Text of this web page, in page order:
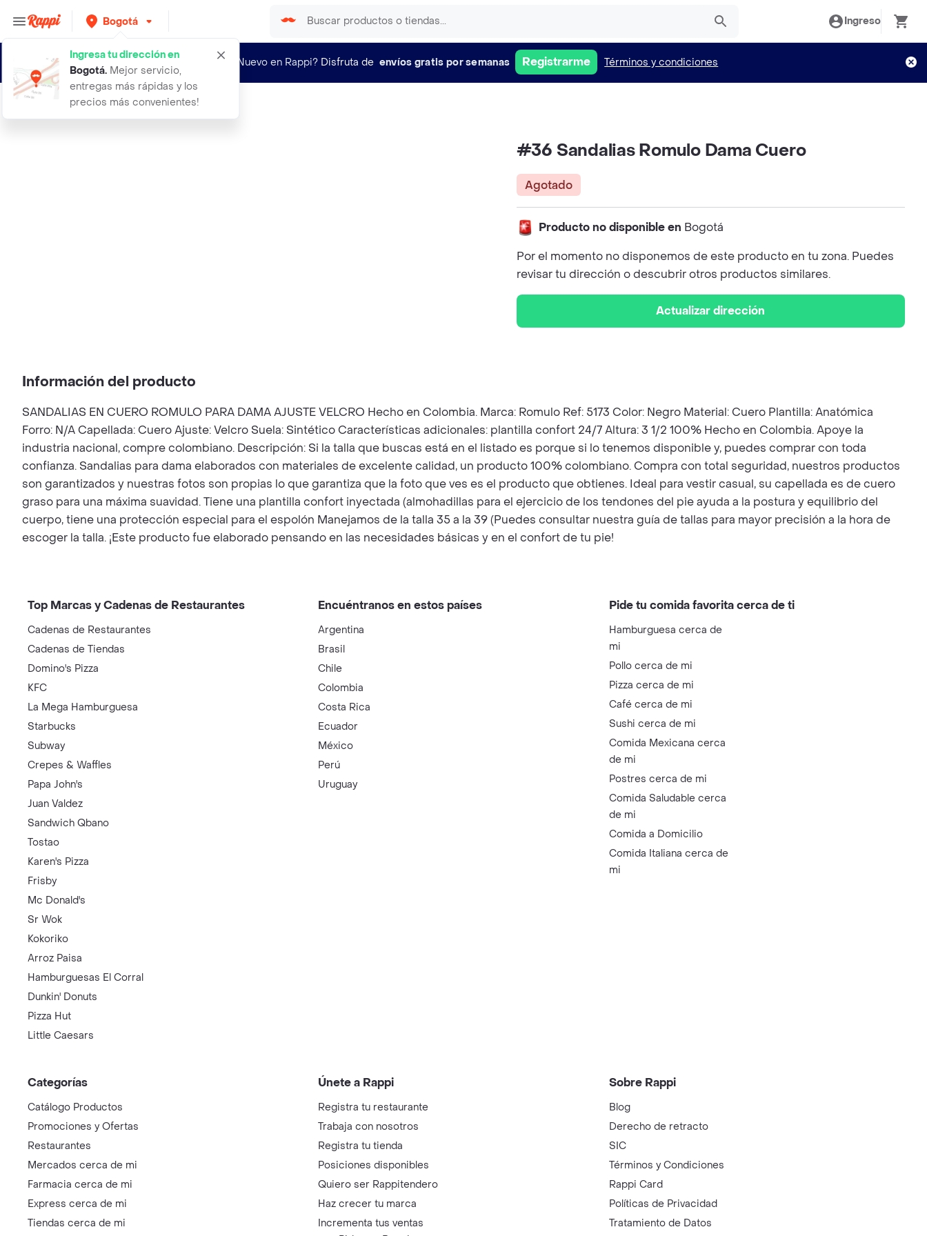
Bogotá
Ingresa tu dirección en
Bogotá. Mejor servicio,
entregas más rápidas y los
precios más convenientes!
Ingreso
¿Nuevo en Rappi? Disfruta de envíos gratis por semanas Registrarme Términos y condiciones
36 sandalias romulo dama cuero
#36 Sandalias Romulo Dama Cuero
Agotado
Producto no disponible en Bogotá
Por el momento no disponemos de este producto en tu zona. Puedes
revisar tu dirección o descubrir otros productos similares.
Actualizar dirección
Información del producto
SANDALIAS EN CUERO ROMULO PARA DAMA AJUSTE VELCRO Hecho en Colombia. Marca: Romulo Ref: 5173 Color: Negro Material: Cuero Plantilla: Anatómica
Forro: N/A Capellada: Cuero Ajuste: Velcro Suela: Sintético Características adicionales: plantilla confort 24/7 Altura: 3 1/2 100% Hecho en Colombia. Apoye la
industria nacional, compre colombiano. Descripción: Si la talla que buscas está en el listado es porque si lo tenemos disponible y, puedes comprar con toda
confianza. Sandalias para dama elaborados con materiales de excelente calidad, un producto 100% colombiano. Compra con total seguridad, nuestros productos
son garantizados y nuestras fotos son propias lo que garantiza que la foto que ves es el producto que obtienes. Ideal para vestir casual, su capellada es de cuero
graso para una máxima suavidad. Tiene una plantilla confort inyectada (almohadillas para el ejercicio de los tendones del pie ayuda a la postura y equilibrio del
cuerpo, tiene una protección especial para el espolón Manejamos de la talla 35 a la 39 (Puedes consultar nuestra guía de tallas para mayor precisión a la hora de
escoger la talla. ¡Este producto fue elaborado pensando en las necesidades básicas y en el confort de tu pie!
Top Marcas y Cadenas de Restaurantes
Cadenas de Restaurantes
Cadenas de Tiendas
Domino's Pizza
KFC
La Mega Hamburguesa
Starbucks
Subway
Crepes & Waffles
Papa John's
Juan Valdez
Sandwich Qbano
Tostao
Karen's Pizza
Frisby
Mc Donald's
Sr Wok
Kokoriko
Arroz Paisa
Hamburguesas El Corral
Dunkin' Donuts
Pizza Hut
Little Caesars
Encuéntranos en estos países
Argentina
Brasil
Chile
Colombia
Costa Rica
Ecuador
México
Perú
Uruguay
Pide tu comida favorita cerca de ti
Hamburguesa cerca de
mi
Pollo cerca de mi
Pizza cerca de mi
Café cerca de mi
Sushi cerca de mi
Comida Mexicana cerca
de mi
Postres cerca de mi
Comida Saludable cerca
de mi
Comida a Domicilio
Comida Italiana cerca de
mi
Categorías
Catálogo Productos
Promociones y Ofertas
Restaurantes
Mercados cerca de mi
Farmacia cerca de mi
Express cerca de mi
Tiendas cerca de mi
Únete a Rappi
Registra tu restaurante
Trabaja con nosotros
Registra tu tienda
Posiciones disponibles
Quiero ser Rappitendero
Haz crecer tu marca
Incrementa tus ventas
Sobre Rappi
Blog
Derecho de retracto
SIC
Términos y Condiciones
Rappi Card
Políticas de Privacidad
Tratamiento de Datos